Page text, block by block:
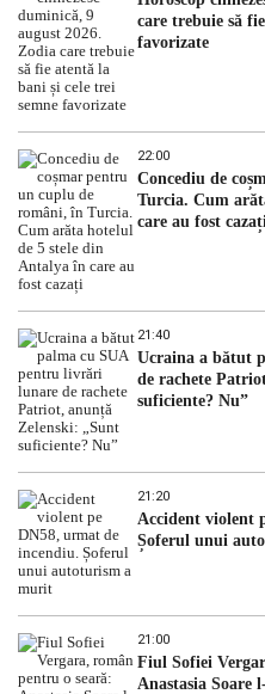
care trebuie să
favorizate
22:00
Concediu de
Turcia. Cum
care au fost
21:40
Ucraina a bătut
de rachete
suficiente? Nu”
21:20
Accident violent
Șoferul unui
21:00
Fiul Sofiei
Anastasia Soare